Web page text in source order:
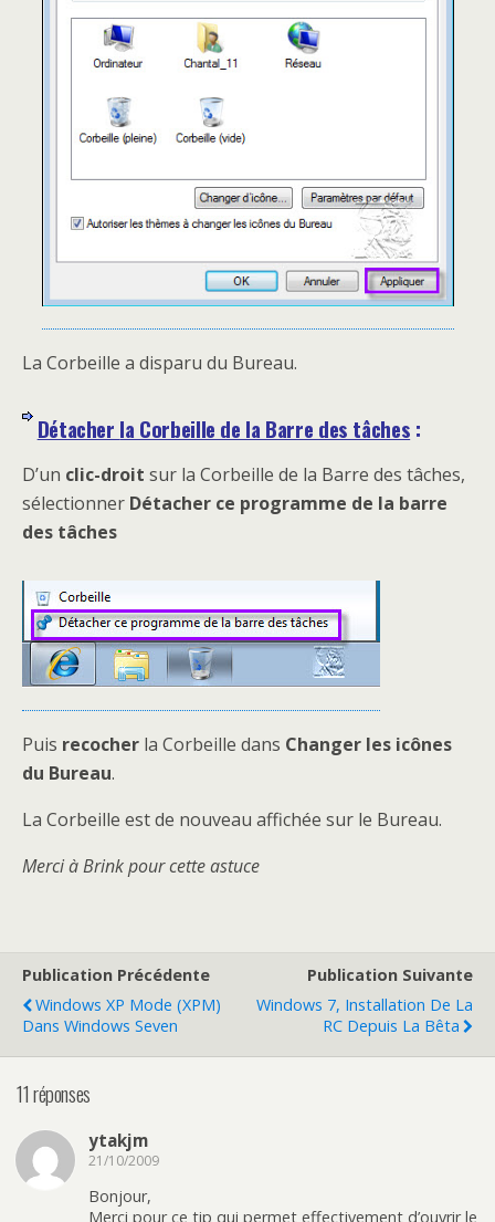
La Corbeille a disparu du Bureau.
Détacher la Corbeille de la Barre des tâches :
D’un clic-droit sur la Corbeille de la Barre des tâches,
sélectionner Détacher ce programme de la barre
des tâches
Puis recocher la Corbeille dans Changer les icônes
du Bureau.
La Corbeille est de nouveau affichée sur le Bureau.
Merci à Brink pour cette astuce
Publication Précédente
Windows XP Mode (XPM)
Dans Windows Seven
Publication Suivante
Windows 7, Installation De La
RC Depuis La Bêta
11 réponses
ytakjm
21/10/2009
Bonjour,
Merci pour ce tip qui permet effectivement d’ouvrir le